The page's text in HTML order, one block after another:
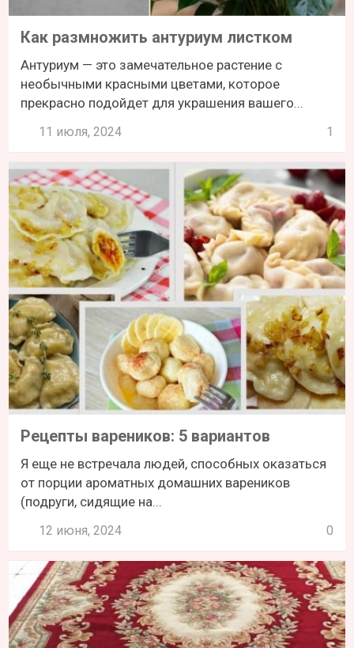
Как размножить антуриум листком
Антуриум — это замечательное растение с
необычными красными цветами, которое
прекрасно подойдет для украшения вашего...
11 июля, 2024 1
Рецепты вареников: 5 вариантов
Я еще не встречала людей, способных оказаться
от порции ароматных домашних вареников
(подруги, сидящие на...
12 июня, 2024 0